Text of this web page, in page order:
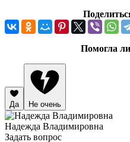
Помогла
Да Не очень
Надежда Владимировна
Задать вопрос